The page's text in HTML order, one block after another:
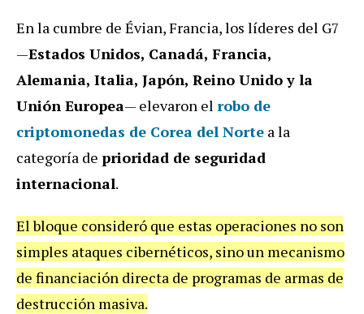
En la cumbre de Évian, Francia, los líderes del G7
—Estados Unidos, Canadá, Francia,
Alemania, Italia, Japón, Reino Unido y la
Unión Europea— elevaron el robo de
criptomonedas de Corea del Norte a la
categoría de prioridad de seguridad
internacional.
El bloque consideró que estas operaciones no son
simples ataques cibernéticos, sino un mecanismo
de financiación directa de programas de armas de
destrucción masiva.